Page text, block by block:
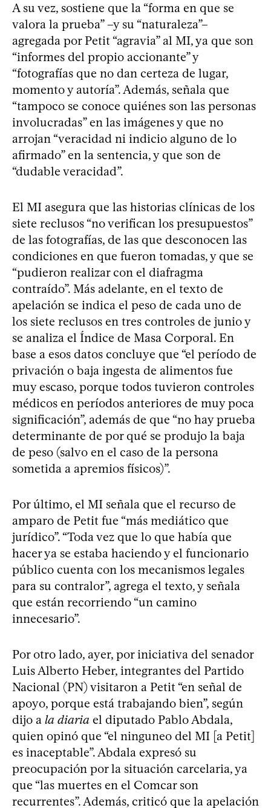
A su vez, sostiene que la “forma en que se
valora la prueba” –y su “naturaleza”–
agregada por Petit “agravia” al MI, ya que son
“informes del propio accionante” y
“fotografías que no dan certeza de lugar,
momento y autoría”. Además, señala que
“tampoco se conoce quiénes son las personas
involucradas” en las imágenes y que no
arrojan “veracidad ni indicio alguno de lo
afirmado” en la sentencia, y que son de
“dudable veracidad”.
El MI asegura que las historias clínicas de los
siete reclusos “no verifican los presupuestos”
de las fotografías, de las que desconocen las
condiciones en que fueron tomadas, y que se
“pudieron realizar con el diafragma
contraído”. Más adelante, en el texto de
apelación se indica el peso de cada uno de
los siete reclusos en tres controles de junio y
se analiza el Índice de Masa Corporal. En
base a esos datos concluye que “el período de
privación o baja ingesta de alimentos fue
muy escaso, porque todos tuvieron controles
médicos en períodos anteriores de muy poca
significación”, además de que “no hay prueba
determinante de por qué se produjo la baja
de peso (salvo en el caso de la persona
sometida a apremios físicos)”.
Por último, el MI señala que el recurso de
amparo de Petit fue “más mediático que
jurídico”. “Toda vez que lo que había que
hacer ya se estaba haciendo y el funcionario
público cuenta con los mecanismos legales
para su contralor”, agrega el texto, y señala
que están recorriendo “un camino
innecesario”.
Por otro lado, ayer, por iniciativa del senador
Luis Alberto Heber, integrantes del Partido
Nacional (PN) visitaron a Petit “en señal de
apoyo, porque está trabajando bien”, según
dijo a la diaria el diputado Pablo Abdala,
quien opinó que “el ninguneo del MI [a Petit]
es inaceptable”. Abdala expresó su
preocupación por la situación carcelaria, ya
que “las muertes en el Comcar son
recurrentes”. Además, criticó que la apelación